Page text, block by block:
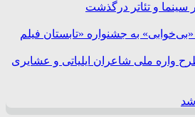
سینما و تئاتر درگذشت
«بی‌خوابی» به جشنواره «تابستان فیلم
واره ملی شاعران ایلیاتی و عشایری
شد